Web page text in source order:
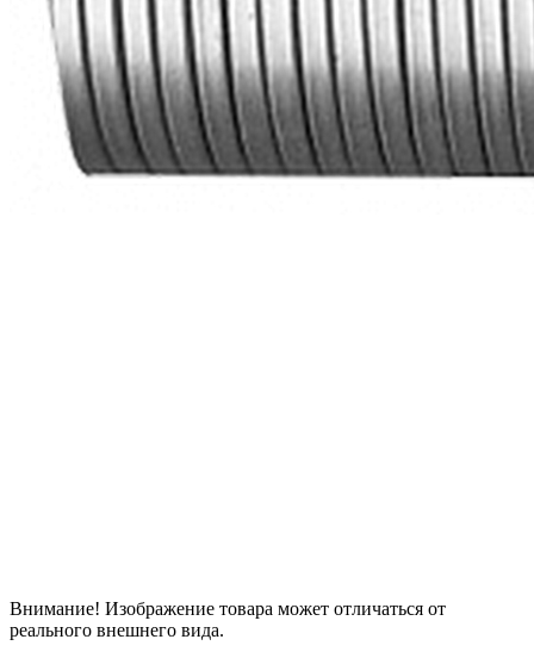
Внимание! Изображение товара может отличаться от
реального внешнего вида.